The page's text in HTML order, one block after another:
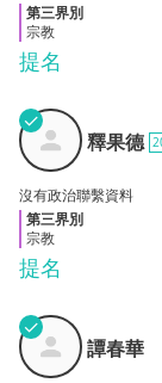
提名
第三界別
宗教
釋果
德
✓
提名
釋果德
沒有政治聯繫資料
第三界別
宗教
譚春
華
✓
譚春華